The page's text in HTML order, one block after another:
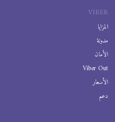
VIBER
المزايا
مدونة
الأمان
Viber Out
الأسعار
دعم